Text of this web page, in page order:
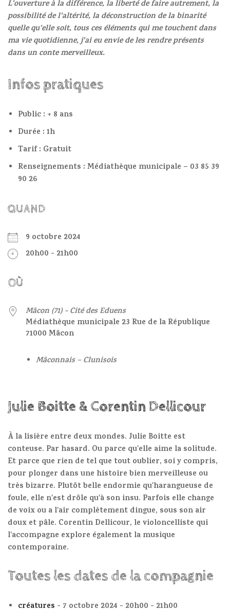
L’ouverture à la différence, la liberté de faire autrement, la
possibilité de l’altérité, la déconstruction de la binarité
quelle qu’elle soit, tous ces éléments qui me touchent dans
ma vie quotidienne, j’ai eu envie de les rendre présents
dans un conte merveilleux.
Infos pratiques
Public : + 8 ans
Durée : 1h
Tarif : Gratuit
Renseignements : Médiathèque municipale – 03 85 39
90 26
QUAND
9 octobre 2024
20h00 - 21h00
OÙ
Mâcon (71) - Cité des Eduens
Médiathèque municipale 23 Rue de la République
71000 Mâcon
Mâconnais – Clunisois
Julie Boitte & Corentin Dellicour
À la lisière entre deux mondes. Julie Boitte est
conteuse. Par hasard. Ou parce qu'elle aime la solitude.
Et parce que rien de tel que tout oublier, soi y compris,
pour plonger dans une histoire bien merveilleuse ou
très bizarre. Plutôt belle endormie qu'harangueuse de
foule, elle n'est drôle qu'à son insu. Parfois elle change
de voix ou a l'air complètement dingue, sous son air
doux et pâle. Corentin Dellicour, le violoncelliste qui
l'accompagne explore également la musique
contemporaine.
Toutes les dates de la compagnie
créatures - 7 octobre 2024 - 20h00 - 21h00